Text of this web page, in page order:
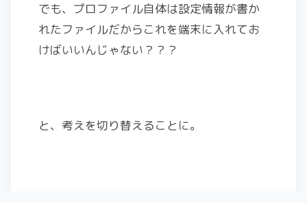
でも、プロファイル自体は設定情報が書か
れたファイルだからこれを端末に入れてお
けばいいんじゃない？？？
と、考えを切り替えることに。